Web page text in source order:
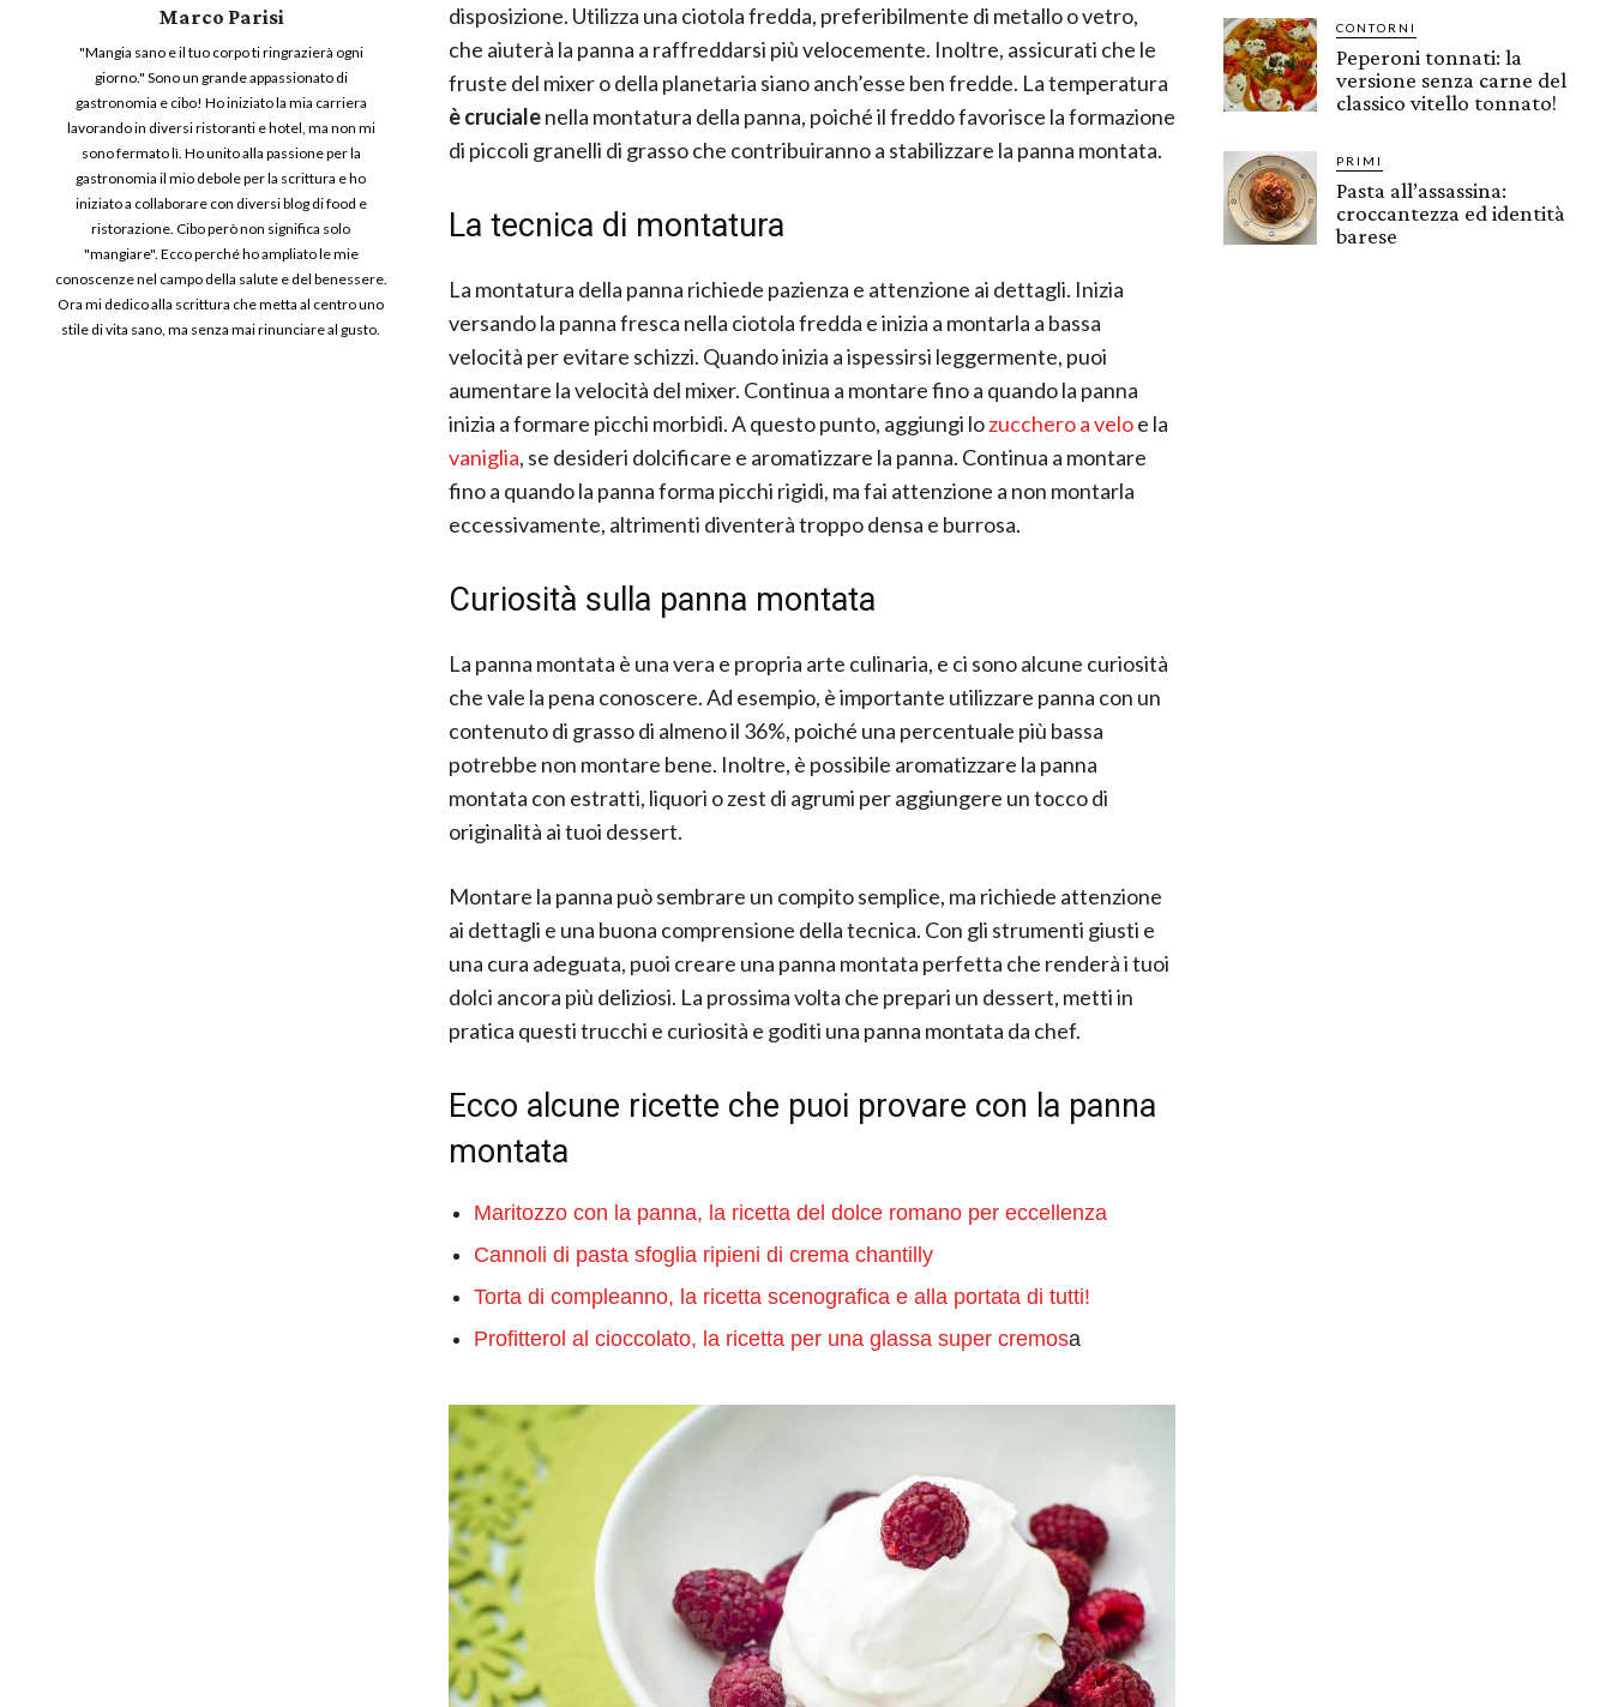
Marco Parisi
"Mangia sano e il tuo corpo ti ringrazierà ogni
giorno." Sono un grande appassionato di
gastronomia e cibo! Ho iniziato la mia carriera
lavorando in diversi ristoranti e hotel, ma non mi
sono fermato lì. Ho unito alla passione per la
gastronomia il mio debole per la scrittura e ho
iniziato a collaborare con diversi blog di food e
ristorazione. Cibo però non significa solo
"mangiare". Ecco perché ho ampliato le mie
conoscenze nel campo della salute e del benessere.
Ora mi dedico alla scrittura che metta al centro uno
stile di vita sano, ma senza mai rinunciare al gusto.
disposizione. Utilizza una ciotola fredda, preferibilmente di metallo o vetro,
che aiuterà la panna a raffreddarsi più velocemente. Inoltre, assicurati che le
fruste del mixer o della planetaria siano anch’esse ben fredde. La temperatura
è crucialenella montatura della panna, poiché il freddo favorisce la formazione
di piccoli granelli di grasso che contribuiranno a stabilizzare la panna montata.
La tecnica di montatura
La montatura della panna richiede pazienza e attenzione ai dettagli. Inizia
versando la panna fresca nella ciotola fredda e inizia a montarla a bassa
velocità per evitare schizzi. Quando inizia a ispessirsi leggermente, puoi
aumentare la velocità del mixer. Continua a montare fino a quando la panna
inizia a formare picchi morbidi. A questo punto, aggiungi lozucchero a veloe la
vaniglia, se desideri dolcificare e aromatizzare la panna. Continua a montare
fino a quando la panna forma picchi rigidi, ma fai attenzione a non montarla
eccessivamente, altrimenti diventerà troppo densa e burrosa.
Curiosità sulla panna montata
La panna montata è una vera e propria arte culinaria, e ci sono alcune curiosità
che vale la pena conoscere. Ad esempio, è importante utilizzare panna con un
contenuto di grasso di almeno il 36%, poiché una percentuale più bassa
potrebbe non montare bene. Inoltre, è possibile aromatizzare la panna
montata con estratti, liquori o zest di agrumi per aggiungere un tocco di
originalità ai tuoi dessert.
Montare la panna può sembrare un compito semplice, ma richiede attenzione
ai dettagli e una buona comprensione della tecnica. Con gli strumenti giusti e
una cura adeguata, puoi creare una panna montata perfetta che renderà i tuoi
dolci ancora più deliziosi. La prossima volta che prepari un dessert, metti in
pratica questi trucchi e curiosità e goditi una panna montata da chef.
Ecco alcune ricette che puoi provare con la panna
montata
Maritozzo con la panna, la ricetta del dolce romano per eccellenza
Cannoli di pasta sfoglia ripieni di crema chantilly
Torta di compleanno, la ricetta scenografica e alla portata di tutti!
Profitterol al cioccolato, la ricetta per una glassa super cremosa
CONTORNI
Peperoni tonnati: la
versione senza carne del
classico vitello tonnato!
PRIMI
Pasta all’assassina:
croccantezza ed identità
barese